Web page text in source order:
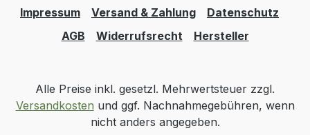
Impressum Versand & Zahlung
Datenschutz
AGB
Widerrufsrecht Hersteller
Alle Preise inkl. gesetzl. Mehrwertsteuer zzgl.
Versandkosten und ggf. Nachnahmegebühren, wenn
nicht anders angegeben.